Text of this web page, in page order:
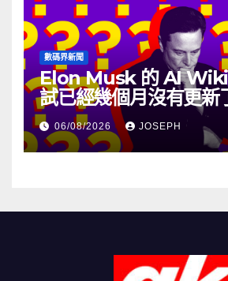
數碼界新聞
Elon Musk 的 AI
試已經幾個月沒有更新
06/08/2026 JOSEPH